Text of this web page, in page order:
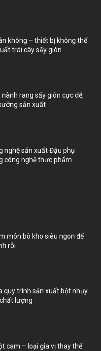
không – thiết bị không thể
trái cây sấy giòn
rang sấy giòn cực dễ,
sản xuất
nghệ sản xuất Đậu phụ
công nghệ thực phẩm
món bò kho siêu ngon để
rỗi
quy trình sản xuất bột nhụy
lượng
cam – loại gia vị thay thế